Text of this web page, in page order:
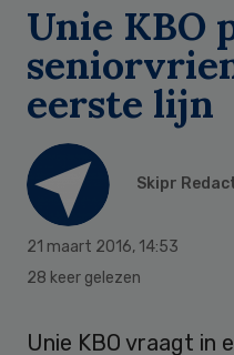
Unie KBO
eerste lijn
Skipr
21 maart 2016, 14:53
28 keer gelezen
Unie KBO vraagt in